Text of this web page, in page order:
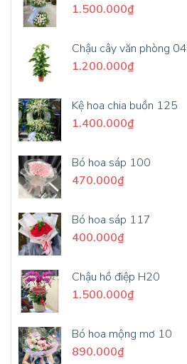
1.500.000₫
Chậu cây văn phòng 04
1.200.000₫
Kệ hoa chia buồn 125
1.400.000₫
Bó hoa sáp 100
470.000₫
Bó hoa sáp 117
400.000₫
Chậu hồ điệp H20
1.500.000₫
Bó hoa mộng mơ 10
890.000₫